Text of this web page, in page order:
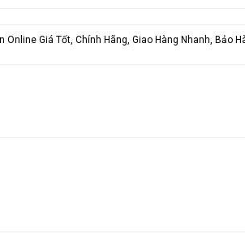
Online Giá Tốt, Chính Hãng, Giao Hàng Nhanh, Bảo